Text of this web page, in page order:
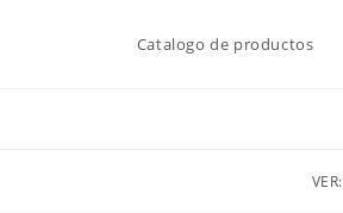
Catalogo de productos
VER: